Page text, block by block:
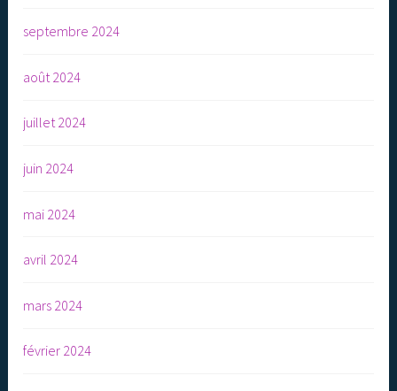
septembre 2024
août 2024
juillet 2024
juin 2024
mai 2024
avril 2024
mars 2024
février 2024